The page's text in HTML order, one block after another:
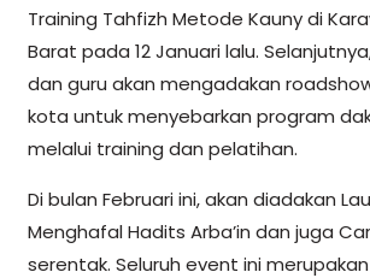
Training Tahfizh Metode Kauny di
Barat pada 12 Januari lalu.
dan guru akan mengadakan
kota untuk menyebarkan program
melalui training dan pelatihan.
Di bulan Februari ini, akan diadakan
Menghafal Hadits Arba’in dan juga
serentak. Seluruh event ini